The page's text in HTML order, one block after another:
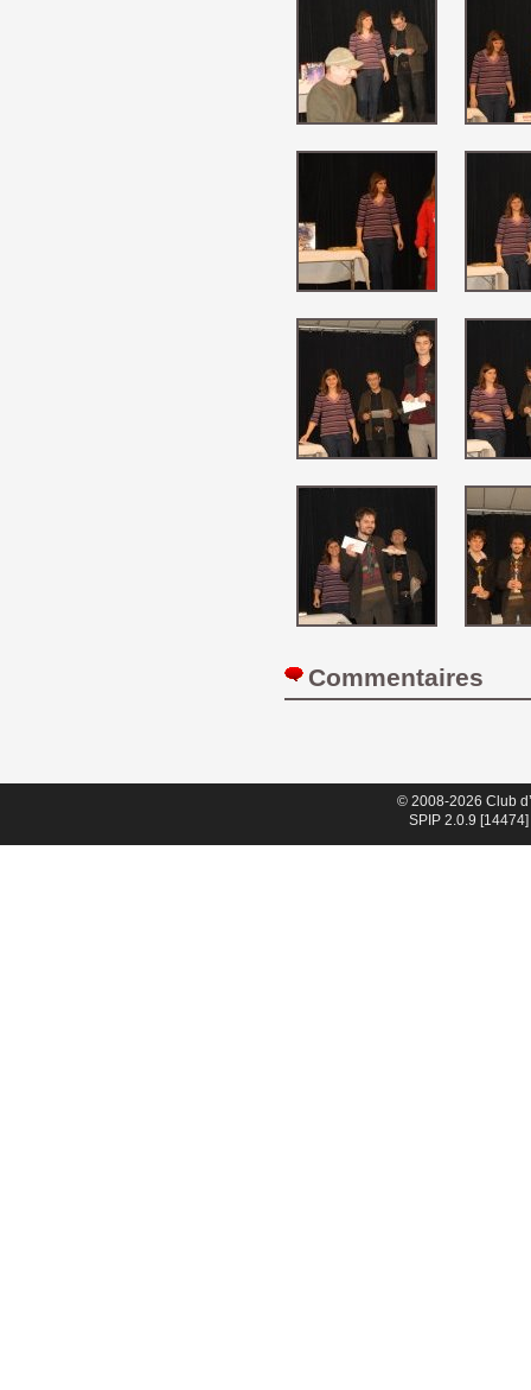
Commentaires
© 2008-2026 Club
SPIP 2.0.9 [14474]